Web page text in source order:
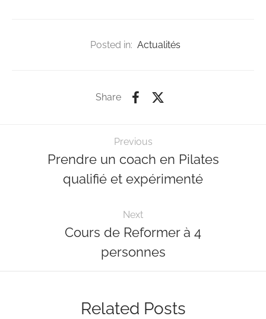
Posted in: Actualités
Share
Previous
Prendre un coach en Pilates
qualifié et expérimenté
Next
Cours de Reformer à 4
personnes
Related Posts